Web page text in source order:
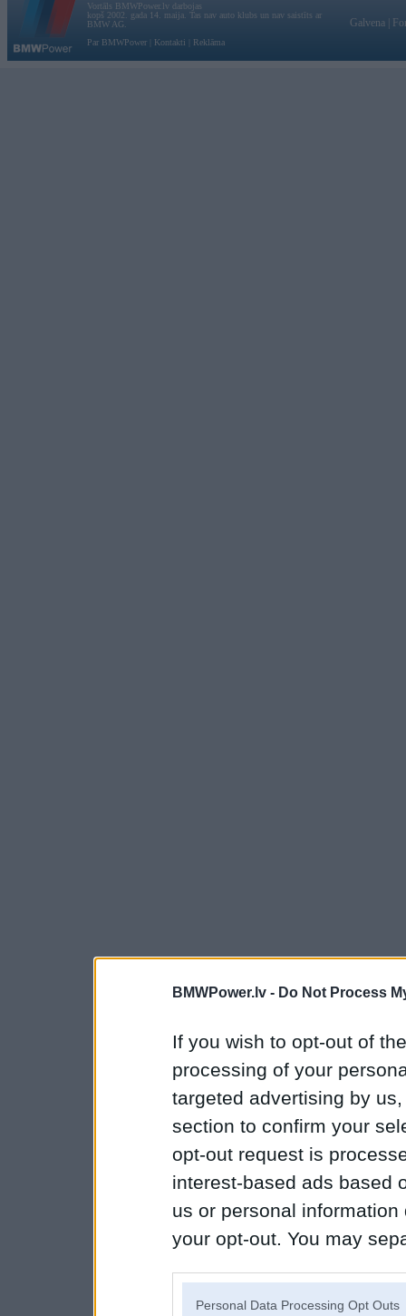
BMWPower.lv - Do Not Process
If you wish to opt-out of
processing of your
targeted advertising by
section to confirm your
opt-out request is
interest-based ads based
us or personal
your opt-out. You may
Personal Data Processing Opt Outs
Vortāls BMWPower.lv darbojas
kopš 2002. gada 14. maija. Tas nav auto klubs un nav saistīts ar
BMW AG.
Par BMWPower
Kontakti Reklāma
Galvena